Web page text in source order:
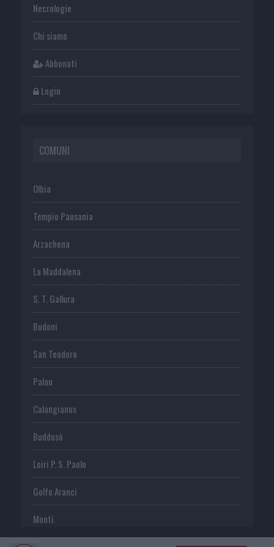
Necrologie
Chi siamo
Abbonati
Login
COMUNI
Olbia
Tempio Pausania
Arzachena
La Maddalena
S. T. Gallura
Budoni
San Teodoro
Palau
Calangianus
Buddusò
Loiri P. S. Paolo
Golfo Aranci
Monti